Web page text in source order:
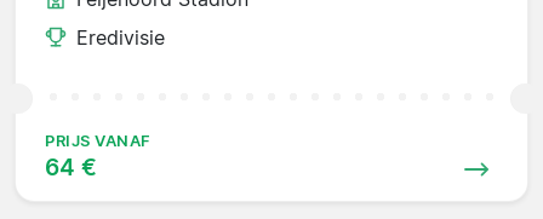
Eredivisie
PRIJS VANAF
64 €